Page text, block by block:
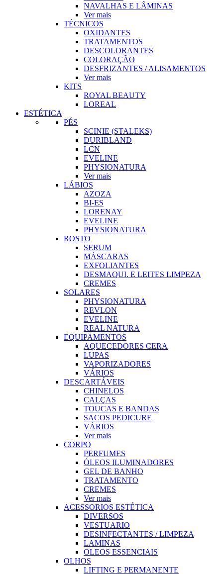
NAVALHAS E LÂMINAS
Ver mais
TÉCNICOS
OXIDANTES
TRATAMENTOS
DESCOLORANTES
COLORAÇÃO
DESFRIZANTES / ALISAMENTOS
Ver mais
KITS
ROYAL BEAUTY
LOREAL
ESTÉTICA
PÉS
SCINIE (STALEKS)
DURIBLAND
LCN
EVELINE
PHYSIONATURA
Ver mais
LÁBIOS
AZOZA
BI-ES
LORENAY
EVELINE
PHYSIONATURA
ROSTO
SERUM
MÁSCARAS
EXFOLIANTES
DESMAQUI. E LEITES LIMPEZA
CREMES
SOLARES
PHYSIONATURA
REVLON
EVELINE
REAL NATURA
EQUIPAMENTOS
AQUECEDORES CERA
LUPAS
VAPORIZADORES
VÁRIOS
DESCARTÁVEIS
CHINELOS
CALÇAS
TOUCAS E BANDAS
SACOS PEDICURE
VÁRIOS
Ver mais
CORPO
PERFUMES
ÓLEOS ILUMINADORES
GEL DE BANHO
TRATAMENTO
CREMES
Ver mais
ACESSORIOS ESTÉTICA
DIVERSOS
VESTUARIO
DESINFECTANTES / LIMPEZA
LAMINAS
OLEOS ESSENCIAIS
OLHOS
LIFTING E PERMANENTE